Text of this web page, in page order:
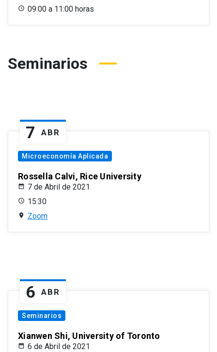
09:00 a 11:00 horas
Seminarios
7 ABR
Microeconomía Aplicada
Rossella Calvi, Rice University
7 de Abril de 2021
15:30
Zoom
6 ABR
Seminarios
Xianwen Shi, University of Toronto
6 de Abril de 2021